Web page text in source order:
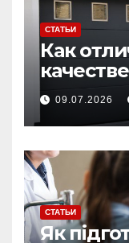
СТАТЬИ
Как
ворота
09.07.2026
СТАТЬИ
Як